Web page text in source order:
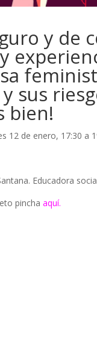
y de
sus
bien!
12 de enero, 17:30 a
Educadora
pinchaaquí.